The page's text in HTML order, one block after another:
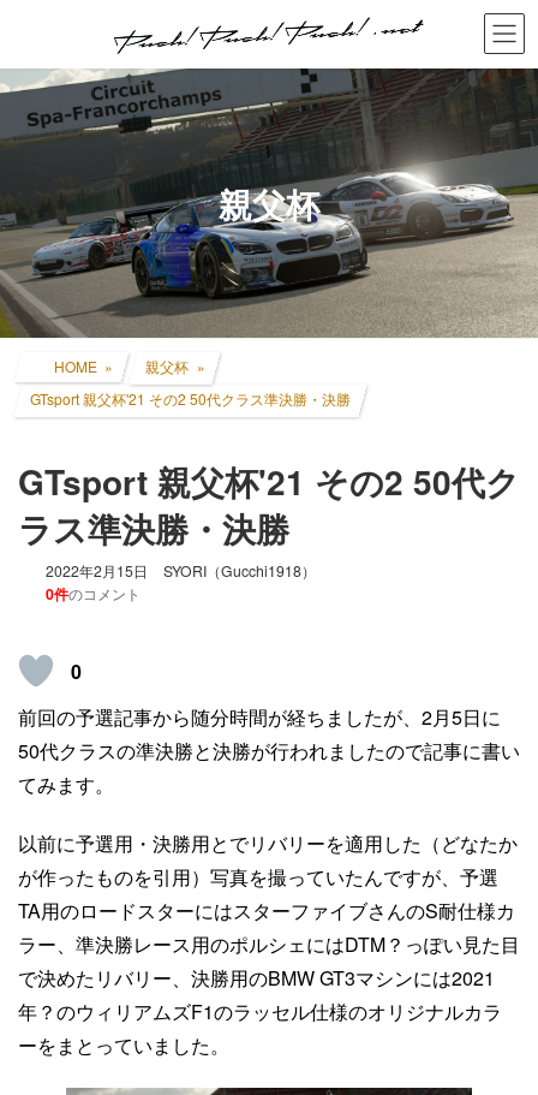
ン
へ
ッ
プ
ー
ョ
移
動
親父杯
HOME
親父杯
GTsport 親父杯'21 その2 50代クラス準決勝・決勝
GTsport 親父杯'21 その2 50代ク
ラス準決勝・決勝
2022年2月15日 SYORI（Gucchi1918）
0件のコメント
0
前回の予選記事から随分時間が経ちましたが、2月5日に
50代クラスの準決勝と決勝が行われましたので記事に書い
てみます。
以前に予選用・決勝用とでリバリーを適用した（どなたか
が作ったものを引用）写真を撮っていたんですが、予選
TA用のロードスターにはスターファイブさんのS耐仕様カ
ラー、準決勝レース用のポルシェにはDTM？っぽい見た目
で決めたリバリー、決勝用のBMW GT3マシンには2021
年？のウィリアムズF1のラッセル仕様のオリジナルカラ
ーをまとっていました。